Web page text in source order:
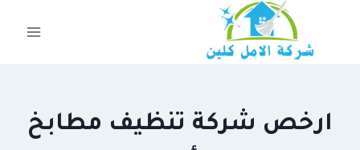
ارخص شركة تنظيف مطابخ